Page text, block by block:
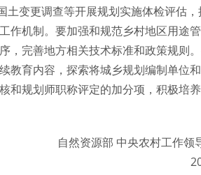
土变更调查等开展规划实施体检评估
作机制。要加强和规范乡村地区用途
，完善地方相关技术标准和政策规则
教育内容，探索将城乡规划编制单位
和规划师职称评定的加分项，积极培
自然资源部 中央农村工作领